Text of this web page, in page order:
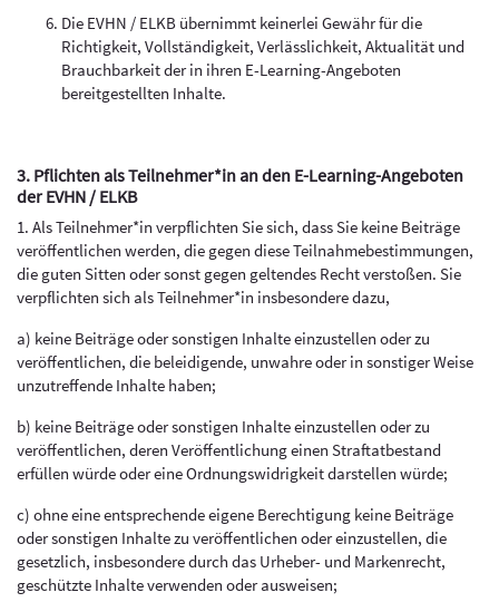
Die EVHN / ELKB übernimmt keinerlei Gewähr für die
Richtigkeit, Vollständigkeit, Verlässlichkeit, Aktualität und
Brauchbarkeit der in ihren E-Learning-Angeboten
bereitgestellten Inhalte.
3. Pflichten als Teilnehmer*in an den E-Learning-Angeboten
der EVHN / ELKB
1. Als Teilnehmer*in verpflichten Sie sich, dass Sie keine Beiträge
veröffentlichen werden, die gegen diese Teilnahmebestimmungen,
die guten Sitten oder sonst gegen geltendes Recht verstoßen. Sie
verpflichten sich als Teilnehmer*in insbesondere dazu,
a) keine Beiträge oder sonstigen Inhalte einzustellen oder zu
veröffentlichen, die beleidigende, unwahre oder in sonstiger Weise
unzutreffende Inhalte haben;
b) keine Beiträge oder sonstigen Inhalte einzustellen oder zu
veröffentlichen, deren Veröffentlichung einen Straftatbestand
erfüllen würde oder eine Ordnungswidrigkeit darstellen würde;
c) ohne eine entsprechende eigene Berechtigung keine Beiträge
oder sonstigen Inhalte zu veröffentlichen oder einzustellen, die
gesetzlich, insbesondere durch das Urheber- und Markenrecht,
geschützte Inhalte verwenden oder ausweisen;